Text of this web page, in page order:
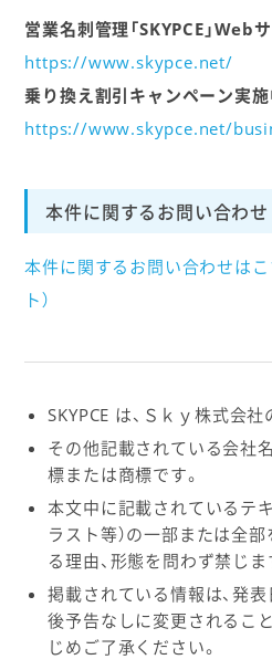
営業名刺管理「SKYPCE」Web
https://www.skypce.net/
乗り換え割引キャンペーン実施
https://www.skypce.net/
本件に関するお問い合わせ
本件に関するお問い合わせはこ
ト）
SKYPCE は、Ｓｋｙ株式会社
その他記載されている会社
標または商標です。
本文中に記載されているテ
ラスト等）の一部または全
る理由、形態を問わず禁じま
掲載されている情報は、発
後予告なしに変更されるこ
じめご了承ください。